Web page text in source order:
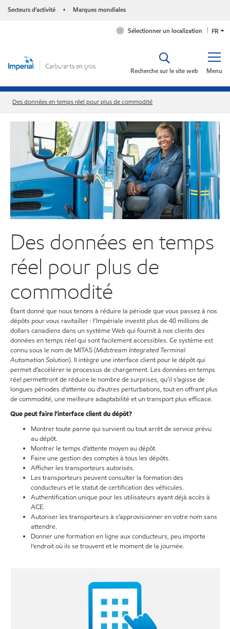
Secteurs d’activité • Marques mondiales
FR
Sélectionner un localization
Menu
Recherche sur le site web
Des données en temps réel pour plus de commodité
Des données en temps
réel pour plus de
commodité
Étant donné que nous tenons à réduire la période que vous passez à nos
dépôts pour vous ravitailler : l’Impériale investit plus de 40 millions de
dollars canadiens dans un système Web qui fournit à nos clients des
données en temps réel qui sont facilement accessibles. Ce système est
connu sous le nom de MITAS (Midstream Integrated Terminal
Automation Solution). Il intègre une interface client pour le dépôt qui
permet d’accélérer le processus de chargement. Les données en temps
réel permettront de réduire le nombre de surprises, qu’il s’agisse de
longues périodes d’attente ou d’autres perturbations, tout en offrant plus
de commodité, une meilleure adaptabilité et un transport plus efficace.
Que peut faire l’interface client du dépôt?
Montrer toute panne qui survient ou tout arrêt de service prévu
au dépôt.
Montrer le temps d’attente moyen au dépôt.
Faire une gestion des comptes à tous les dépôts.
Afficher les transporteurs autorisés.
Les transporteurs peuvent consulter la formation des
conducteurs et le statut de certification des véhicules.
Authentification unique pour les utilisateurs ayant déjà accès à
ACE.
Autoriser les transporteurs à s’approvisionner en votre nom sans
attendre.
Donner une formation en ligne aux conducteurs, peu importe
l’endroit où ils se trouvent et le moment de la journée.